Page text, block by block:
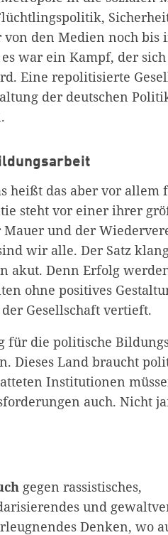
den Medien noch bis
war ein Kampf, der
Eine repolitisierte
der deutschen
heißt das aber vor allem
steht vor einer ihrer
und der
wir alle. Der Satz
akut. Denn Erfolg
ohne positives
Gesellschaft vertieft.
für die politische
Dieses Land braucht
Institutionen
auch. Nicht
gegen rassistisches,
und
Denken, wo
hinzugefügt:
Zum